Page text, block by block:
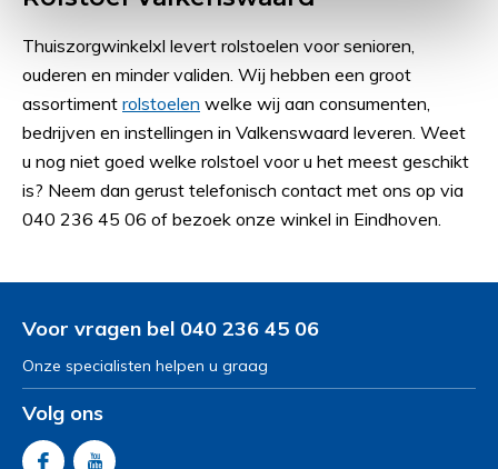
Thuiszorgwinkelxl levert rolstoelen voor senioren,
ouderen en minder validen. Wij hebben een groot
assortiment rolstoelen welke wij aan consumenten,
bedrijven en instellingen in Valkenswaard leveren. Weet
u nog niet goed welke rolstoel voor u het meest geschikt
is? Neem dan gerust telefonisch contact met ons op via
040 236 45 06 of bezoek onze winkel in Eindhoven.
Voor vragen bel 040 236 45 06
Onze specialisten helpen u graag
Volg ons